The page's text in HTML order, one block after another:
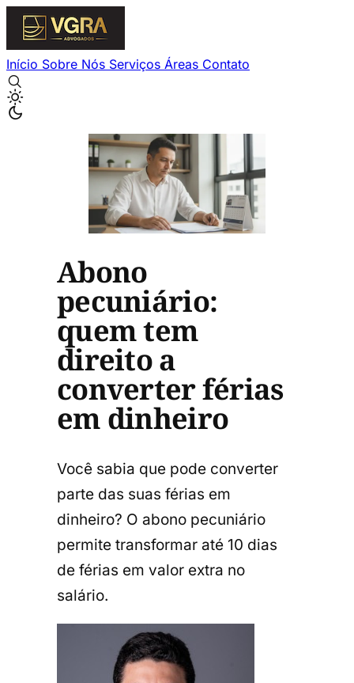
Início Sobre Nós Serviços Áreas Contato
Abono
pecuniário:
quem tem
direito a
converter férias
em dinheiro
Você sabia que pode converter
parte das suas férias em
dinheiro? O abono pecuniário
permite transformar até 10 dias
de férias em valor extra no
salário.